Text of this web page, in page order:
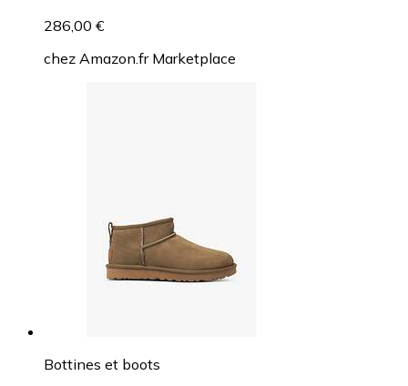
286,00 €
chez Amazon.fr Marketplace
Bottines et boots